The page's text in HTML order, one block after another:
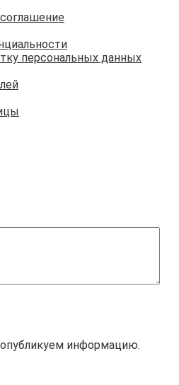
персональных данных
информацию.